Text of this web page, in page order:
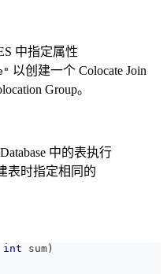
中指定属性
以创建一个 Colocate Join
Group。
中的表执行
表时指定相同的
int sum )